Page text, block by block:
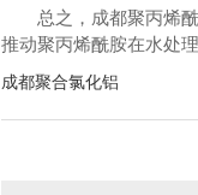
总之，成都聚丙烯
推动聚丙烯酰胺在水处
成都聚合氯化铝